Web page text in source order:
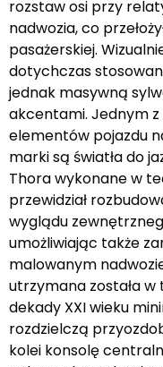
rozstaw osi przy
nadwozia, co
pasażerskiej.
dotychczas
jednak masywną
akcentami. Jednym
elementów pojazdu
marki są światła do
Thora wykonane w
przewidział
wyglądu
umożliwiając także
malowanym
utrzymana została
dekady XXI wieku
rozdzielczą
kolei konsolę